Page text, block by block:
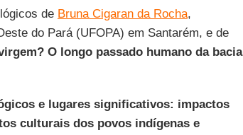
de Bruna Cigaran da Rocha,
do Pará (UFOPA) em Santarém, e de
O longo passado humano da bacia
e lugares significativos: impactos
culturais dos povos indígenas e